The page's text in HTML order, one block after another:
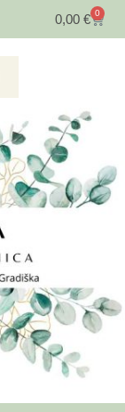
0,00 € 0